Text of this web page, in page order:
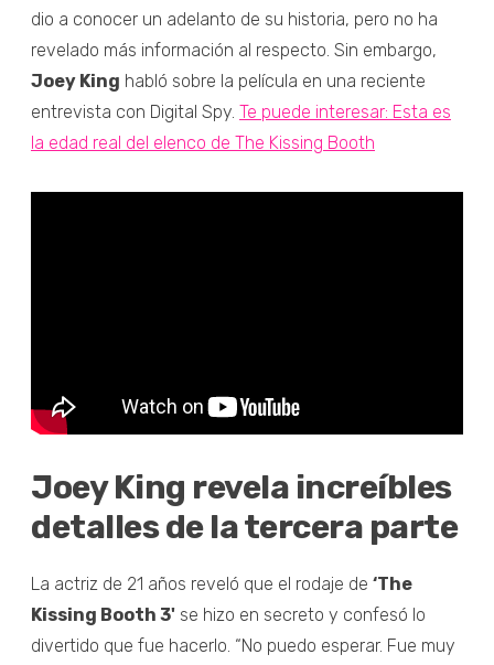
dio a conocer un adelanto de su historia, pero no ha
revelado más información al respecto. Sin embargo,
Joey King habló sobre la película en una reciente
entrevista con Digital Spy. Te puede interesar: Esta es
la edad real del elenco de The Kissing Booth
Joey King revela increíbles
detalles de la tercera parte
La actriz de 21 años reveló que el rodaje de ‘The
Kissing Booth 3' se hizo en secreto y confesó lo
divertido que fue hacerlo. “No puedo esperar. Fue muy